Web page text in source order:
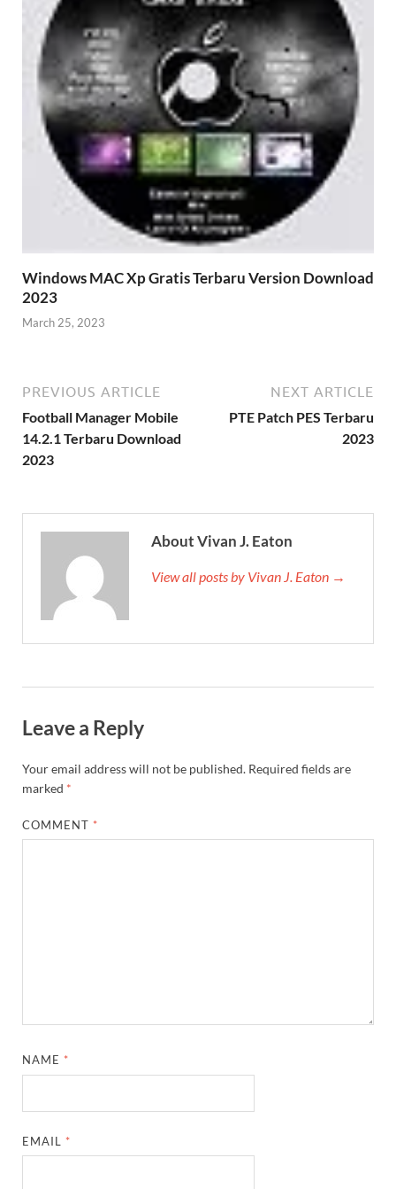
Windows MAC Xp Gratis Terbaru Version Download
2023
March 25, 2023
PREVIOUS ARTICLE
Football Manager Mobile
14.2.1 Terbaru Download
2023
NEXT ARTICLE
PTE Patch PES Terbaru
2023
About Vivan J. Eaton
View all posts by Vivan J. Eaton →
Leave a Reply
Your email address will not be published. Required fields are
marked *
COMMENT *
NAME *
EMAIL *